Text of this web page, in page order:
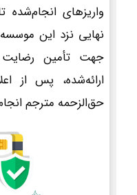
واریزهای انجام‌شده
نهایی نزد این
جهت تأمین
ارائه‌شده، پس از
حق‌الزحمه مترجم